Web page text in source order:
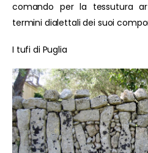
comando per la tessutura
termini dialettali dei suoi
I tufi di Puglia